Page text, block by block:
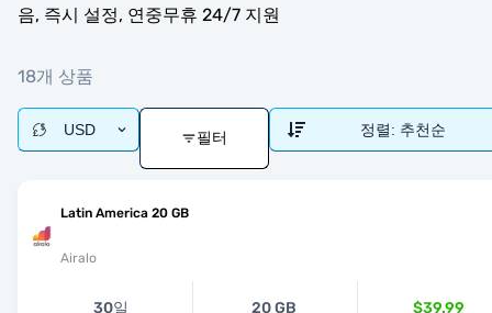
음, 즉시 설정, 연중무휴 24/7 지원
18개 상품
USD 필터 정렬: 추천순
Latin America 20 GB
Airalo
30일 20 GB $39.99